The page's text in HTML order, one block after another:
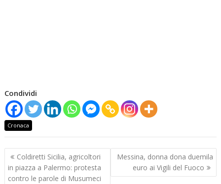
Condividi
Cronaca
Navigazione
articoli
Coldiretti Sicilia, agricoltori
in piazza a Palermo: protesta
contro le parole di Musumeci
Messina, donna dona duemila
euro ai Vigili del Fuoco